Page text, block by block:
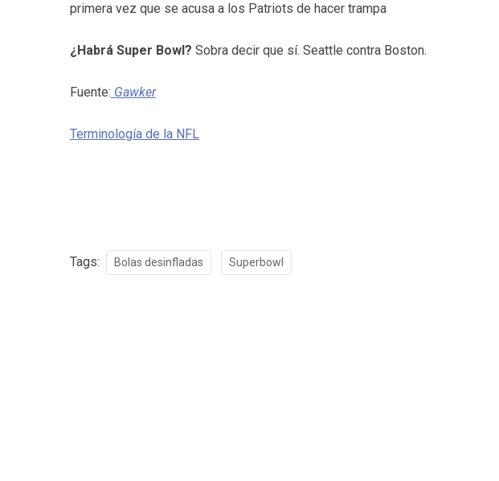
primera vez que se acusa a los Patriots de hacer trampa
¿Habrá Super Bowl? Sobra decir que sí. Seattle contra Boston.
Fuente: Gawker
Terminología de la NFL
Tags: Bolas desinfladas Superbowl